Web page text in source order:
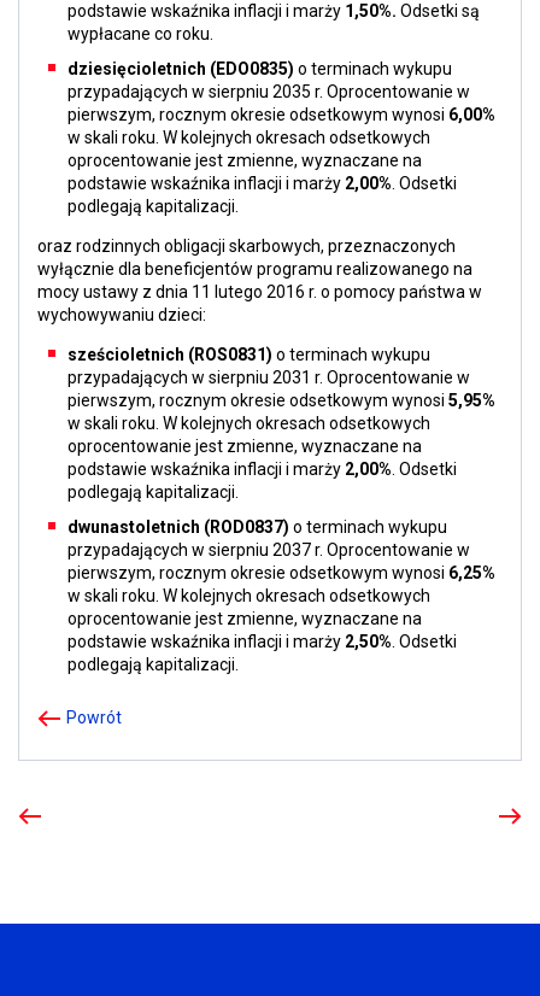
podstawie wskaźnika inflacji i marży 1,50%. Odsetki są
wypłacane co roku.
dziesięcioletnich (EDO0835) o terminach wykupu
przypadających w sierpniu 2035 r. Oprocentowanie w
pierwszym, rocznym okresie odsetkowym wynosi 6,00%
w skali roku. W kolejnych okresach odsetkowych
oprocentowanie jest zmienne, wyznaczane na
podstawie wskaźnika inflacji i marży 2,00% . Odsetki
podlegają kapitalizacji.
oraz rodzinnych obligacji skarbowych, przeznaczonych
wyłącznie dla beneficjentów programu realizowanego na
mocy ustawy z dnia 11 lutego 2016 r. o pomocy państwa w
wychowywaniu dzieci:
sześcioletnich (ROS0831) o terminach wykupu
przypadających w sierpniu 2031 r. Oprocentowanie w
pierwszym, rocznym okresie odsetkowym wynosi 5,95%
w skali roku. W kolejnych okresach odsetkowych
oprocentowanie jest zmienne, wyznaczane na
podstawie wskaźnika inflacji i marży 2,00% . Odsetki
podlegają kapitalizacji.
dwunastoletnich (ROD0837) o terminach wykupu
przypadających w sierpniu 2037 r. Oprocentowanie w
pierwszym, rocznym okresie odsetkowym wynosi 6,25%
w skali roku. W kolejnych okresach odsetkowych
oprocentowanie jest zmienne, wyznaczane na
podstawie wskaźnika inflacji i marży 2,50% . Odsetki
podlegają kapitalizacji.
Powrót